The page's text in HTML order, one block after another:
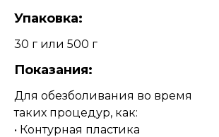
Упаковка:
Показания:
30 г или 500 г
Для обезболивания во время
таких процедур, как:
• Контурная пластика